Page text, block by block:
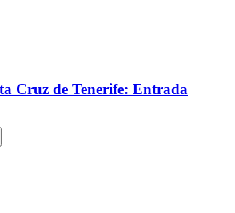
Cruz de Tenerife: Entrada